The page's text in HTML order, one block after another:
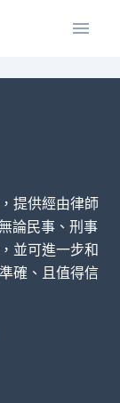
提供經由律師
論民事、刑事
並可進一步和
確、且值得信